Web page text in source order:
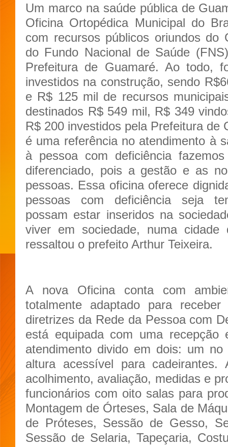
Um marco na saúde pública de
Oficina Ortopédica Municipal do
com recursos públicos oriundos do
do Fundo Nacional de Saúde
Prefeitura de Guamaré. Ao todo,
investidos na construção, sendo
e R$ 125 mil de recursos
destinados R$ 549 mil, R$ 349
R$ 200 investidos pela Prefeitura de
é uma referência no atendimento à
à pessoa com deficiência
diferenciado, pois a gestão e as
pessoas. Essa oficina oferece
pessoas com deficiência seja
possam estar inseridos na
viver em sociedade, numa cidade
ressaltou o prefeito Arthur Teixeira.
A nova Oficina conta com
totalmente adaptado para
diretrizes da Rede da Pessoa com
está equipada com uma
atendimento divido em dois: um
altura acessível para
acolhimento, avaliação, medidas e
funcionários com oito salas para
Montagem de Órteses, Sala de
de Próteses, Sessão de Gesso,
Sessão de Selaria, Tapeçaria,